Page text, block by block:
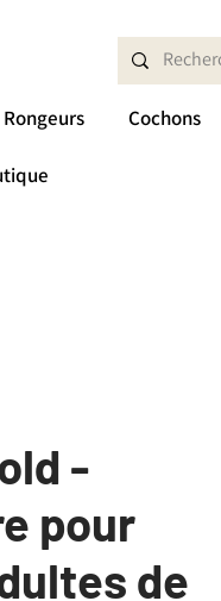
Rongeurs Cochons
-
pour
de